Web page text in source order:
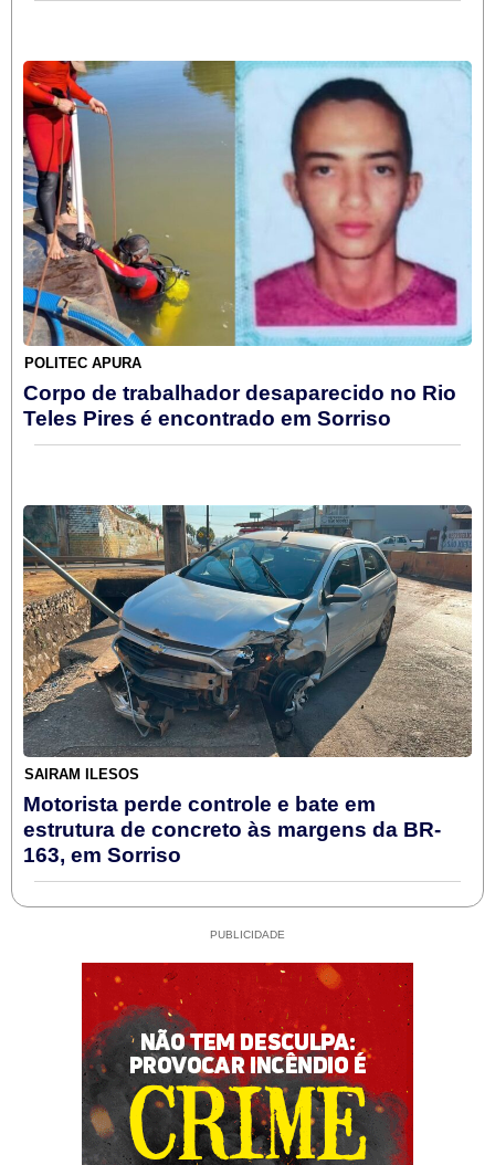
POLITEC APURA
Corpo de trabalhador desaparecido no Rio
Teles Pires é encontrado em Sorriso
SAIRAM ILESOS
Motorista perde controle e bate em
estrutura de concreto às margens da BR-
163, em Sorriso
PUBLICIDADE